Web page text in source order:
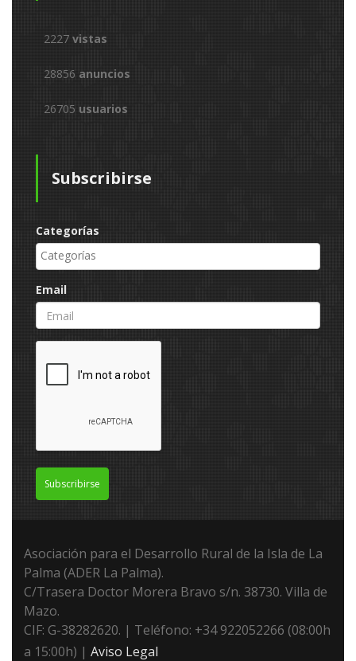
2227 vistas
28856 anuncios
26705 usuarios
Subscribirse
Categorías
Email
Subscribirse
Asociación para el Desarrollo Rural de la Isla de La
Palma (ADER La Palma).
C/Trasera Doctor Morera Bravo s/n. 38730. Villa de
Mazo.
CIF: G-38282620. | Teléfono: +34 922052266 (08:00h
a 15:00h) | Aviso Legal